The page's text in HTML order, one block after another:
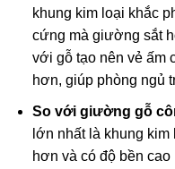
khung kim loại khắc
cứng mà giường sắt
với gỗ tạo nên vẻ ấm
hơn, giúp phòng ngủ
So với giường gỗ
lớn nhất là khung
hơn và có độ bền